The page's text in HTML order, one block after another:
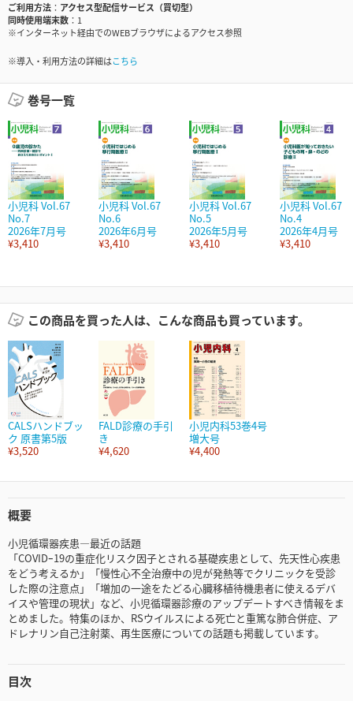
ご利用方法
アクセス型配信サービス（買切型）
同時使用端末数
1
※インターネット経由でのWEBブラウザによるアクセス参照
※導入・利用方法の詳細はこちら
巻号一覧
小児科 Vol.67
No.7
2026年7月号
¥3,410
小児科 Vol.67
No.6
2026年6月号
¥3,410
小児科 Vol.67
No.5
2026年5月号
¥3,410
小児科 Vol.67
No.4
2026年4月号
¥3,410
この商品を買った人は、こんな商品も買っています。
CALSハンドブッ
ク 原書第5版
¥3,520
FALD診療の手引
き
¥4,620
小児内科53巻4号
増大号
¥4,400
概要
小児循環器疾患―最近の話題
「COVIDｰ19の重症化リスク因子とされる基礎疾患として、先天性心疾患
をどう考えるか」「慢性心不全治療中の児が発熱等でクリニックを受診
した際の注意点」「増加の一途をたどる心臓移植待機患者に使えるデバ
イスや管理の現状」など、小児循環器診療のアップデートすべき情報をま
とめました。特集のほか、RSウイルスによる死亡と重篤な肺合併症、ア
ドレナリン自己注射薬、再生医療についての話題も掲載しています。
目次